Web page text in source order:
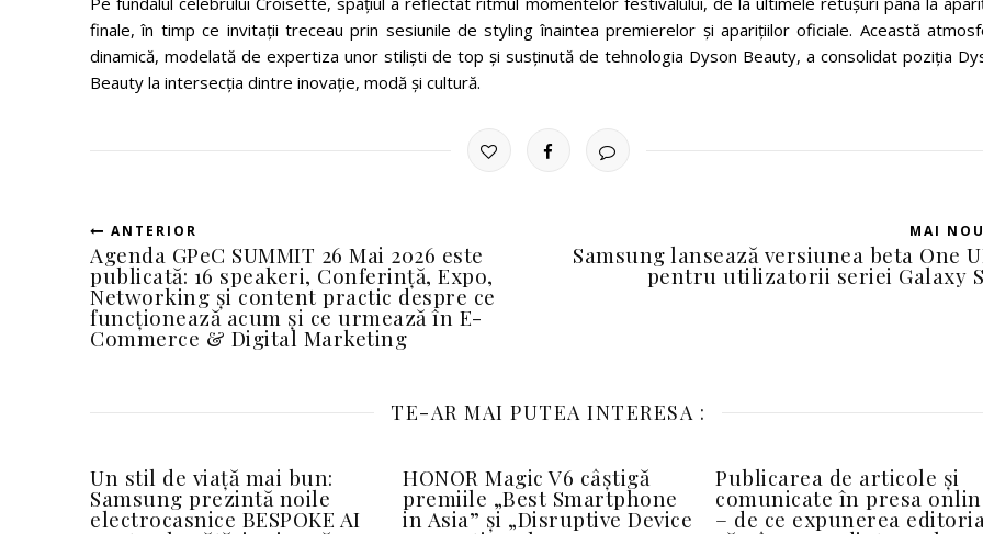
finale, în timp ce invitații treceau prin sesiunile de styling înaintea premierelor și aparițiilor oficiale. Această
dinamică, modelată de expertiza unor stiliști de top și susținută de tehnologia Dyson Beauty, a consolidat poziția
Beauty la intersecția dintre inovație, modă și cultură.
ANTERIOR
Agenda GPeC SUMMIT 26 Mai 2026 este
publicată: 16 speakeri, Conferință, Expo,
Networking și content practic despre ce
funcționează acum și ce urmează în E-
Commerce & Digital Marketing
MAI NOU
Samsung lansează versiunea beta One
pentru utilizatorii seriei Galaxy
TE-AR MAI PUTEA INTERESA :
Un stil de viață mai bun:
Samsung prezintă noile
electrocasnice BESPOKE AI
HONOR Magic V6 câștigă
premiile „Best Smartphone
in Asia” și „Disruptive Device
Publicarea de articole și
comunicate în presa
– de ce expunerea